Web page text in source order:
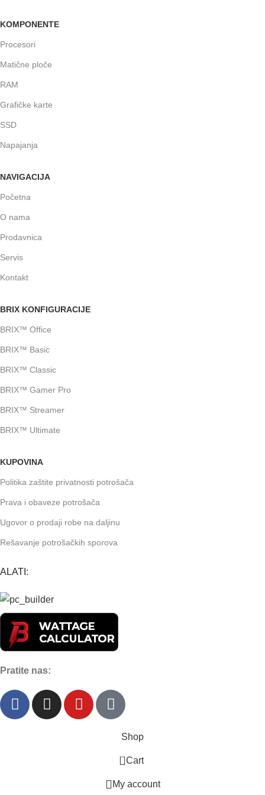
KOMPONENTE
Procesori
Matične ploče
RAM
Grafičke karte
SSD
Napajanja
NAVIGACIJA
Početna
O nama
Prodavnica
Servis
Kontakt
BRIX KONFIGURACIJE
BRIX™ Office
BRIX™ Basic
BRIX™ Classic
BRIX™ Gamer Pro
BRIX™ Streamer
BRIX™ Ultimate
KUPOVINA
Politika zaštite privatnosti potrošača
Prava i obaveze potrošača
Ugovor o prodaji robe na daljinu
Rešavanje potrošačkih sporova
ALATI:
Pratite nas:
Shop
0 Cart
My account